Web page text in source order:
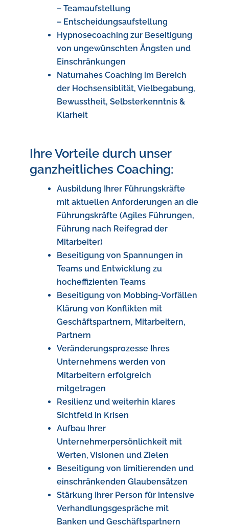
– Teamaufstellung
– Entscheidungsaufstellung
Hypnosecoaching zur Beseitigung
von ungewünschten Ängsten und
Einschränkungen
Naturnahes Coaching im Bereich
der Hochsensiblität, Vielbegabung,
Bewusstheit, Selbsterkenntnis &
Klarheit
Ihre Vorteile durch unser
ganzheitliches Coaching:
Ausbildung Ihrer Führungskräfte
mit aktuellen Anforderungen an die
Führungskräfte (Agiles Führungen,
Führung nach Reifegrad der
Mitarbeiter)
Beseitigung von Spannungen in
Teams und Entwicklung zu
hocheffizienten Teams
Beseitigung von Mobbing-Vorfällen
Klärung von Konflikten mit
Geschäftspartnern, Mitarbeitern,
Partnern
Veränderungsprozesse Ihres
Unternehmens werden von
Mitarbeitern erfolgreich
mitgetragen
Resilienz und weiterhin klares
Sichtfeld in Krisen
Aufbau Ihrer
Unternehmerpersönlichkeit mit
Werten, Visionen und Zielen
Beseitigung von limitierenden und
einschränkenden Glaubensätzen
Stärkung Ihrer Person für intensive
Verhandlungsgespräche mit
Banken und Geschäftspartnern